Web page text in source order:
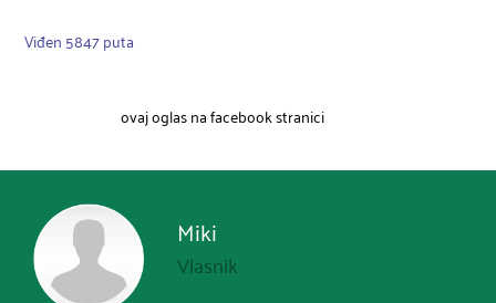
Viđen 5847 puta
ovaj oglas na facebook stranici
Miki
Vlasnik